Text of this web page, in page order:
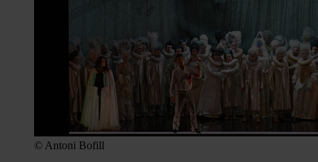
© Antoni Bofill